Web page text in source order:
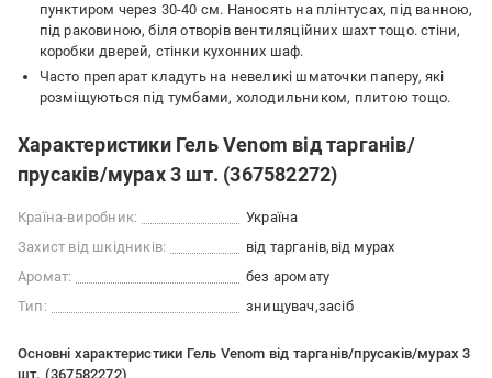
пунктиром через 30-40 см. Наносять на плінтусах, під ванною,
під раковиною, біля отворів вентиляційних шахт тощо. стіни,
коробки дверей, стінки кухонних шаф.
Часто препарат кладуть на невеликі шматочки паперу, які
розміщуються під тумбами, холодильником, плитою тощо.
Характеристики Гель Venom від тарганів/
прусаків/мурах 3 шт. (367582272)
Країна-виробник:
Україна
Захист від шкідників:
від тарганів від мурах
Аромат:
без аромату
Тип:
знищувач засіб
Основні характеристики Гель Venom від тарганів/прусаків/мурах 3
шт. (367582272)